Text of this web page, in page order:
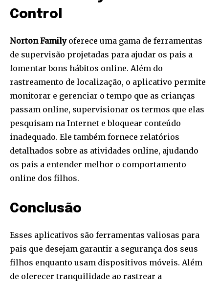
Control
Norton Familyoferece uma gama de ferramentas
de supervisão projetadas para ajudar os pais a
fomentar bons hábitos online. Além do
rastreamento de localização, o aplicativo permite
monitorar e gerenciar o tempo que as crianças
passam online, supervisionar os termos que elas
pesquisam na Internet e bloquear conteúdo
inadequado. Ele também fornece relatórios
detalhados sobre as atividades online, ajudando
os pais a entender melhor o comportamento
online dos filhos.
Conclusão
Esses aplicativos são ferramentas valiosas para
pais que desejam garantir a segurança dos seus
filhos enquanto usam dispositivos móveis. Além
de oferecer tranquilidade ao rastrear a